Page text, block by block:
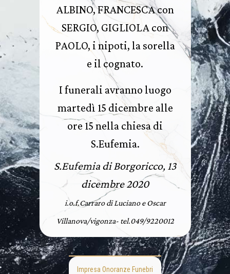
ALBINO, FRANCESCA con
SERGIO, GIGLIOLA con
PAOLO, i nipoti, la sorella
e il cognato.
I funerali avranno luogo
martedì 15 dicembre alle
ore 15 nella chiesa di
S.Eufemia.
S.Eufemia di Borgoricco, 13
dicembre 2020
i.o.f.Carraro di Luciano e Oscar
Villanova/vigonza- tel.049/9220012
Impresa Onoranze Funebri